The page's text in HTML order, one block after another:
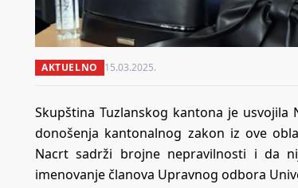
AKTUELNO 15.03.2025.
Skupština Tuzlanskog kantona je
donošenja kantonalnog zakon iz ove
Nacrt sadrži brojne nepravilnosti i da
imenovanje članova Upravnog odbora